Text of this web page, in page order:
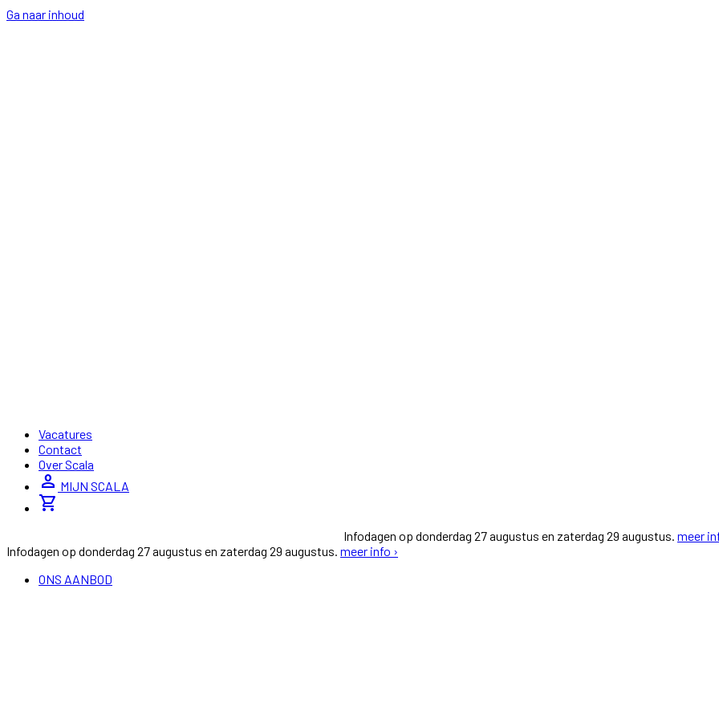
Ga naar inhoud
Vacatures
Contact
Over Scala
person MIJN SCALA
shopping_cart
Infodagen op donderdag 27 augustus en zaterdag 29 augustus. meer
Infodagen op donderdag 27 augustus en zaterdag 29 augustus. meer info ›
ONS AANBOD